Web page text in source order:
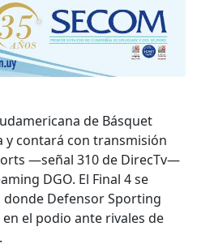
de Básquet
y contará con transmisión
—señal 310 de DirecTv—
DGO. El Final 4 se
Defensor Sporting
el podio ante rivales de